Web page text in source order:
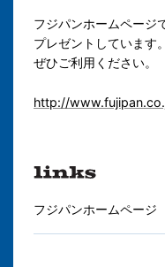
フジパンホームページ
プレゼントしています。
ぜひご利用ください。
http://
フジパンホームページ